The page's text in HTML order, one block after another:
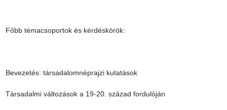
Főbb témacsoportok és kérdéskörök:
Bevezetés: társadalomnéprajzi kutatások
Társadalmi változások a 19-20. század fordulóján